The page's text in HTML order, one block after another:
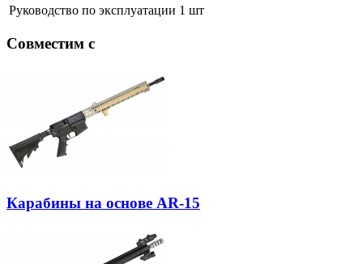
Руководство по эксплуатации 1 шт
Совместим с
Карабины на основе AR-15